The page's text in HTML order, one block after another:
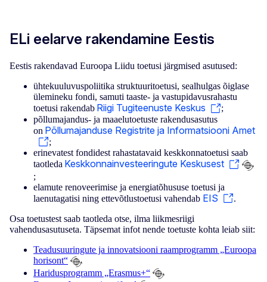
ELi eelarve rakendamine Eestis
Eestis rakendavad Euroopa Liidu toetusi järgmised asutused:
ühtekuuluvuspoliitika struktuuritoetusi, sealhulgas õiglase
ülemineku fondi, samuti taaste- ja vastupidavusrahastu
toetusi rakendab Riigi Tugiteenuste Keskus
;
põllumajandus- ja maaelutoetuste rakendusasutus
on Põllumajanduse Registrite ja Informatsiooni Amet
;
erinevatest fondidest rahastatavaid keskkonnatoetusi saab
taotleda Keskkonnainvesteeringute Keskusest
;
elamute renoveerimise ja energiatõhususe toetusi ja
laenutagatisi ning ettevõtlustoetusi vahendab EIS .
Osa toetustest saab taotleda otse, ilma liikmesriigi
vahendusasutuseta. Täpsemat infot nende toetuste kohta leiab siit:
Teadusuuringute ja innovatsiooni raamprogramm „Euroopa
horisont“
Haridusprogramm „Erasmus+“